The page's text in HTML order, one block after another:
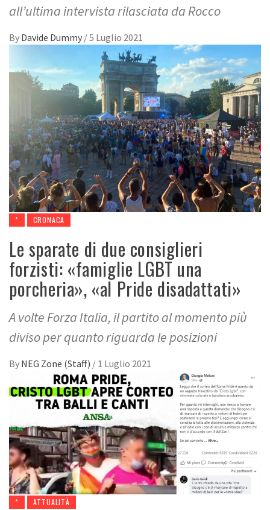
all’ultima intervista rilasciata da Rocco
By Davide Dummy /5 Luglio 2021
* CRONACA
Le sparate di due consiglieri
forzisti: «famiglie LGBT una
porcheria», «al Pride disadattati»
A volte Forza Italia, il partito al momento più
diviso per quanto riguarda le posizioni
By NEG Zone (Staff) / 1 Luglio 2021
* ATTUALITÀ